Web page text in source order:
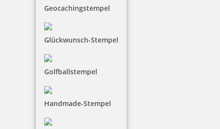
Geocachingstempel
Glückwunsch-Stempel
Golfballstempel
Handmade-Stempel